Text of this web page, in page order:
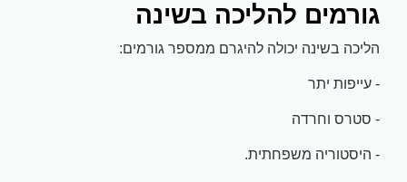
גורמים להליכה בשינה
הליכה בשינה יכולה להיגרם ממספר גורמים:
- עייפות יתר
- סטרס וחרדה
- היסטוריה משפחתית.